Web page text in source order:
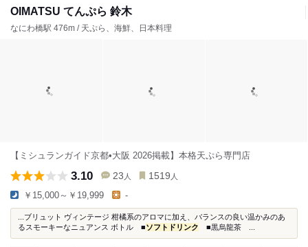
OIMATSU てんぷら 鈴木
なにわ橋駅 476m / 天ぷら、海鮮、日本料理
【ミシュランガイド京都•大阪 2026掲載】本格天ぷら専門店
3.10 23 人 1519 人
￥15,000～￥19,999 -
...ブリュット ヴィンテージ 柑橘系のアロマに加え、バランスの良い温かみのあ
るスモーキーなニュアンス ボトル ■ソフトドリンク ■黒烏龍茶 ...